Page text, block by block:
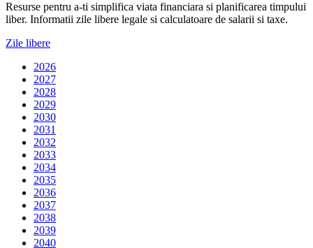
Resurse pentru a-ti simplifica viata financiara si planificarea timpului
liber. Informatii zile libere legale si calculatoare de salarii si taxe.
Zile libere
2026
2027
2028
2029
2030
2031
2032
2033
2034
2035
2036
2037
2038
2039
2040